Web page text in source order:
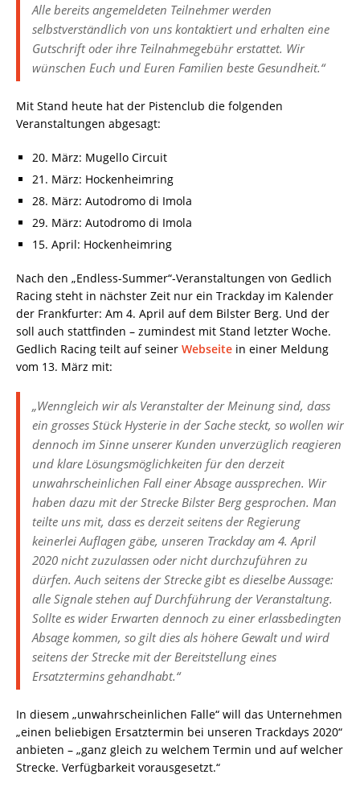
Alle bereits angemeldeten Teilnehmer werden
selbstverständlich von uns kontaktiert und erhalten eine
Gutschrift oder ihre Teilnahmegebühr erstattet. Wir
wünschen Euch und Euren Familien beste Gesundheit.“
Mit Stand heute hat der Pistenclub die folgenden
Veranstaltungen abgesagt:
20. März: Mugello Circuit
21. März: Hockenheimring
28. März: Autodromo di Imola
29. März: Autodromo di Imola
15. April: Hockenheimring
Nach den „Endless-Summer“-Veranstaltungen von Gedlich
Racing steht in nächster Zeit nur ein Trackday im Kalender
der Frankfurter: Am 4. April auf dem Bilster Berg. Und der
soll auch stattfinden – zumindest mit Stand letzter Woche.
Gedlich Racing teilt auf seiner Webseite in einer Meldung
vom 13. März mit:
„Wenngleich wir als Veranstalter der Meinung sind, dass
ein grosses Stück Hysterie in der Sache steckt, so wollen wir
dennoch im Sinne unserer Kunden unverzüglich reagieren
und klare Lösungsmöglichkeiten für den derzeit
unwahrscheinlichen Fall einer Absage aussprechen. Wir
haben dazu mit der Strecke Bilster Berg gesprochen. Man
teilte uns mit, dass es derzeit seitens der Regierung
keinerlei Auflagen gäbe, unseren Trackday am 4. April
2020 nicht zuzulassen oder nicht durchzuführen zu
dürfen. Auch seitens der Strecke gibt es dieselbe Aussage:
alle Signale stehen auf Durchführung der Veranstaltung.
Sollte es wider Erwarten dennoch zu einer erlassbedingten
Absage kommen, so gilt dies als höhere Gewalt und wird
seitens der Strecke mit der Bereitstellung eines
Ersatztermins gehandhabt.“
In diesem „unwahrscheinlichen Falle“ will das Unternehmen
„einen beliebigen Ersatztermin bei unseren Trackdays 2020“
anbieten – „ganz gleich zu welchem Termin und auf welcher
Strecke. Verfügbarkeit vorausgesetzt.“